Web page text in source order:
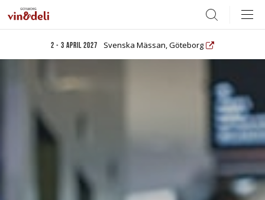
2 - 3 april 2027 Svenska Mässan, Göteborg
Search